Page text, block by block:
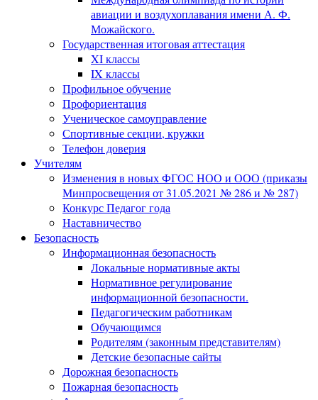
авиации и воздухоплавания имени А. Ф.
Можайского.
Государственная итоговая аттестация
XI классы
IX классы
Профильное обучение
Профориентация
Ученическое самоуправление
Спортивные секции, кружки
Телефон доверия
Учителям
Изменения в новых ФГОС НОО и ООО (приказы
Минпросвещения от 31.05.2021 № 286 и № 287)
Конкурс Педагог года
Наставничество
Безопасность
Информационная безопасность
Локальные нормативные акты
Нормативное регулирование
информационной безопасности.
Педагогическим работникам
Обучающимся
Родителям (законным представителям)
Детские безопасные сайты
Дорожная безопасность
Пожарная безопасность